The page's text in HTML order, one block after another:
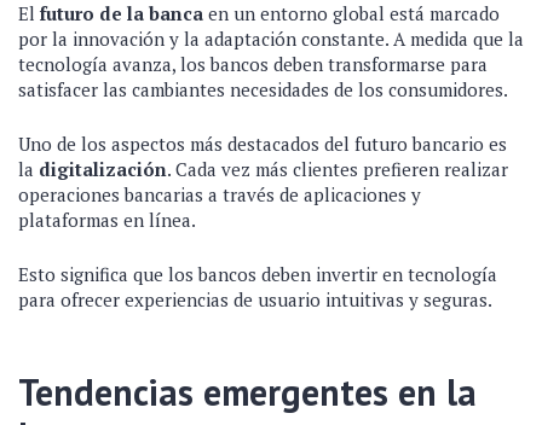
El futuro de la banca en un entorno global está marcado
por la innovación y la adaptación constante. A medida que la
tecnología avanza, los bancos deben transformarse para
satisfacer las cambiantes necesidades de los consumidores.
Uno de los aspectos más destacados del futuro bancario es
la digitalización. Cada vez más clientes prefieren realizar
operaciones bancarias a través de aplicaciones y
plataformas en línea.
Esto significa que los bancos deben invertir en tecnología
para ofrecer experiencias de usuario intuitivas y seguras.
Tendencias emergentes en la